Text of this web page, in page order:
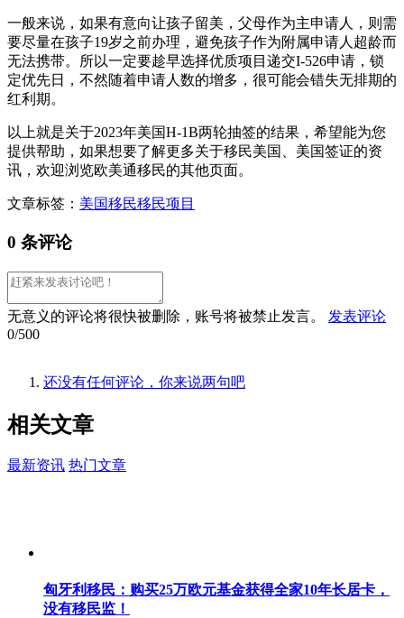
一般来说，如果有意向让孩子留美，父母作为主申请人，则需
要尽量在孩子19岁之前办理，避免孩子作为附属申请人超龄而
无法携带。所以一定要趁早选择优质项目递交I-526申请，锁
定优先日，不然随着申请人数的增多，很可能会错失无排期的
红利期。
以上就是关于2023年美国H-1B两轮抽签的结果，希望能为您
提供帮助，如果想要了解更多关于移民美国、美国签证的资
讯，欢迎浏览欧美通移民的其他页面。
文章标签： 美国移民移民项目
0 条评论
无意义的评论将很快被删除，账号将被禁止发言。
发表评论
0/500
还没有任何评论，你来说两句吧
相关文章
最新资讯 热门文章
匈牙利移民：购买25万欧元基金获得全家10年长居卡，
没有移民监！